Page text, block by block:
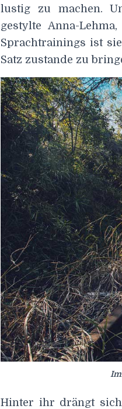
lustig zu machen.
gestylte Anna-
Sprachtrainings ist
Satz zustande zu
Hinter ihr drängt